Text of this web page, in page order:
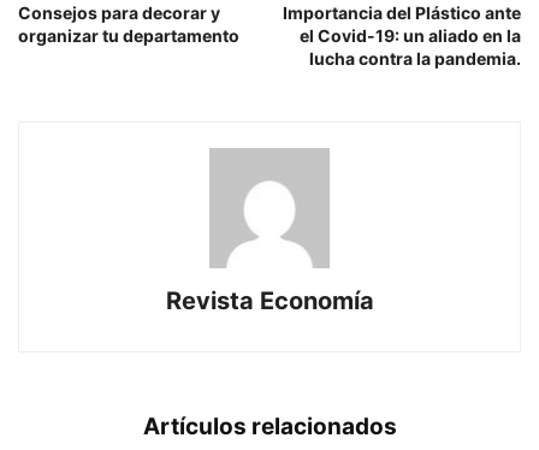
Consejos para decorar y
organizar tu departamento
Importancia del Plástico ante
el Covid-19: un aliado en la
lucha contra la pandemia.
Revista Economía
Artículos relacionados